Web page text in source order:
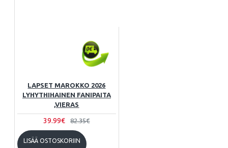
LAPSET MAROKKO 2026
LYHYTHIHAINEN FANIPAITA
,VIERAS
39.99€ 82.35€
LISÄÄ OSTOSKORIIN